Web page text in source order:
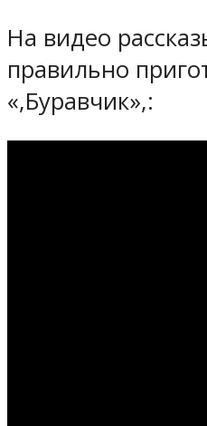
На видео
правильно
«,Буравчик»,: